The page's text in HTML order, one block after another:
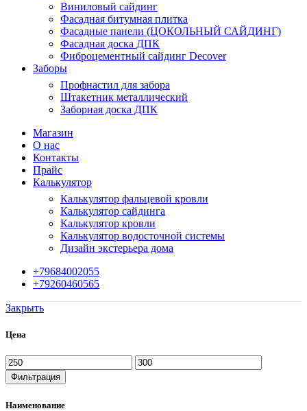
Виниловый сайдинг
Фасадная битумная плитка
Фасадные панели (ЦОКОЛЬНЫЙ САЙДИНГ)
Фасадная доска ДПК
Фиброцементный сайдинг Decover
Заборы
Профнастил для забора
Штакетник металлический
Заборная доска ДПК
Магазин
О нас
Контакты
Прайс
Калькулятор
Калькулятор фальцевой кровли
Калькулятор сайдинга
Калькулятор кровли
Калькулятор водосточной системы
Дизайн экстерьера дома
+79684002055
+79260460565
Закрыть
Цена
Фильтрация
Наименование